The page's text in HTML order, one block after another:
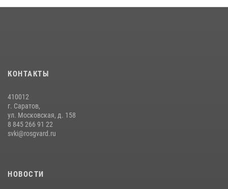
31 июля 2026, 12:08
КОНТАКТЫ
410012
г. Саратов,
ул. Московская, д. 158
8 845 266 91 22
svki@rosgvard.ru
НОВОСТИ